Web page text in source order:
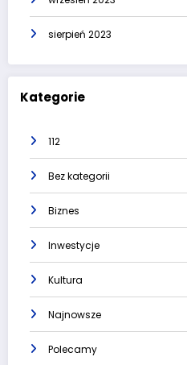
sierpień 2023
Kategorie
112
Bez kategorii
Biznes
Inwestycje
Kultura
Najnowsze
Polecamy